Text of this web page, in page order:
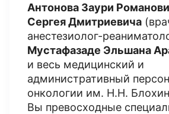
Антонова Заури
Сергея Дмитриевича
анестезиолог-
Мустафазаде Эльшана
и весь медицинский и
административный
онкологии им. Н.Н.
Вы превосходные